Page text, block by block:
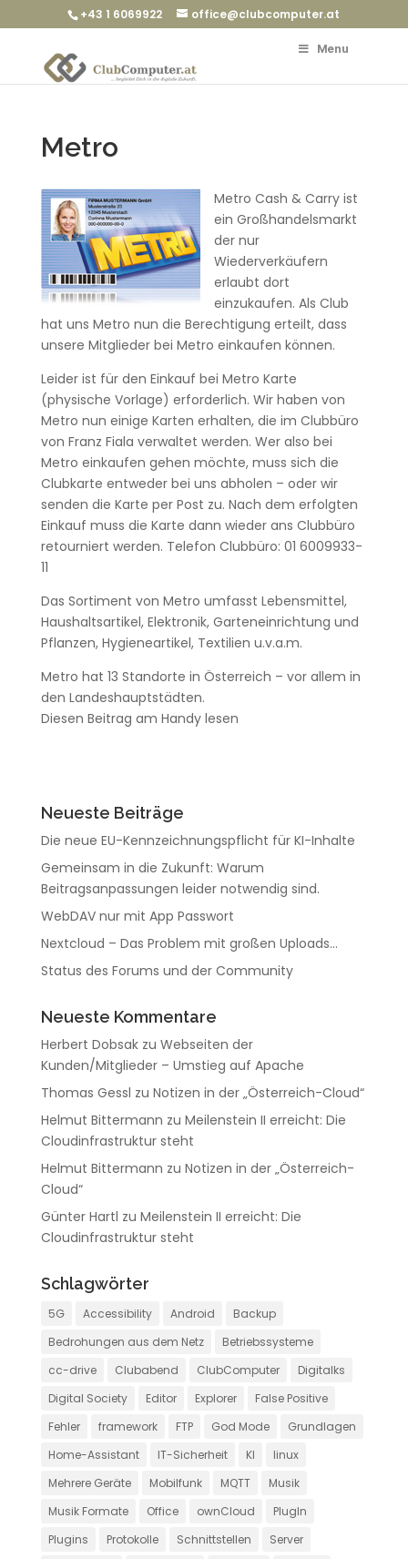
+43 1 6069922 office@clubcomputer.at
Menu
Metro
Metro Cash & Carry ist
ein Großhandelsmarkt
der nur
Wiederverkäufern
erlaubt dort
einzukaufen. Als Club
hat uns Metro nun die Berechtigung erteilt, dass
unsere Mitglieder bei Metro einkaufen können.
Leider ist für den Einkauf bei Metro Karte
(physische Vorlage) erforderlich. Wir haben von
Metro nun einige Karten erhalten, die im Clubbüro
von Franz Fiala verwaltet werden. Wer also bei
Metro einkaufen gehen möchte, muss sich die
Clubkarte entweder bei uns abholen – oder wir
senden die Karte per Post zu. Nach dem erfolgten
Einkauf muss die Karte dann wieder ans Clubbüro
retourniert werden. Telefon Clubbüro: 01 6009933-
11
Das Sortiment von Metro umfasst Lebensmittel,
Haushaltsartikel, Elektronik, Garteneinrichtung und
Pflanzen, Hygieneartikel, Textilien u.v.a.m.
Metro hat 13 Standorte in Österreich – vor allem in
den Landeshauptstädten.
Diesen Beitrag am Handy lesen
Neueste Beiträge
Die neue EU-Kennzeichnungspflicht für KI-Inhalte
Gemeinsam in die Zukunft: Warum
Beitragsanpassungen leider notwendig sind.
WebDAV nur mit App Passwort
Nextcloud – Das Problem mit großen Uploads…
Status des Forums und der Community
Neueste Kommentare
Herbert Dobsakzu Webseiten der
Kunden/Mitglieder – Umstieg auf Apache
Thomas Gessl zu Notizen in der „Österreich-Cloud“
Helmut Bittermann zu Meilenstein II erreicht: Die
Cloudinfrastruktur steht
Helmut Bittermann zu Notizen in der „Österreich-
Cloud“
Günter Hartl zu Meilenstein II erreicht: Die
Cloudinfrastruktur steht
Schlagwörter
5G Accessibility Android
Backup
Bedrohungen aus dem Netz
Betriebssysteme
cc-drive
Clubabend ClubComputer
Digitalks
Digital Society
Editor Explorer
False Positive
Fehler
framework FTP God Mode
Grundlagen
Home-Assistant
IT-Sicherheit KI
linux
Mehrere Geräte
Mobilfunk MQTT
Musik
Musik Formate
Office ownCloud
PlugIn
Plugins
Protokolle Schnittstellen
Server